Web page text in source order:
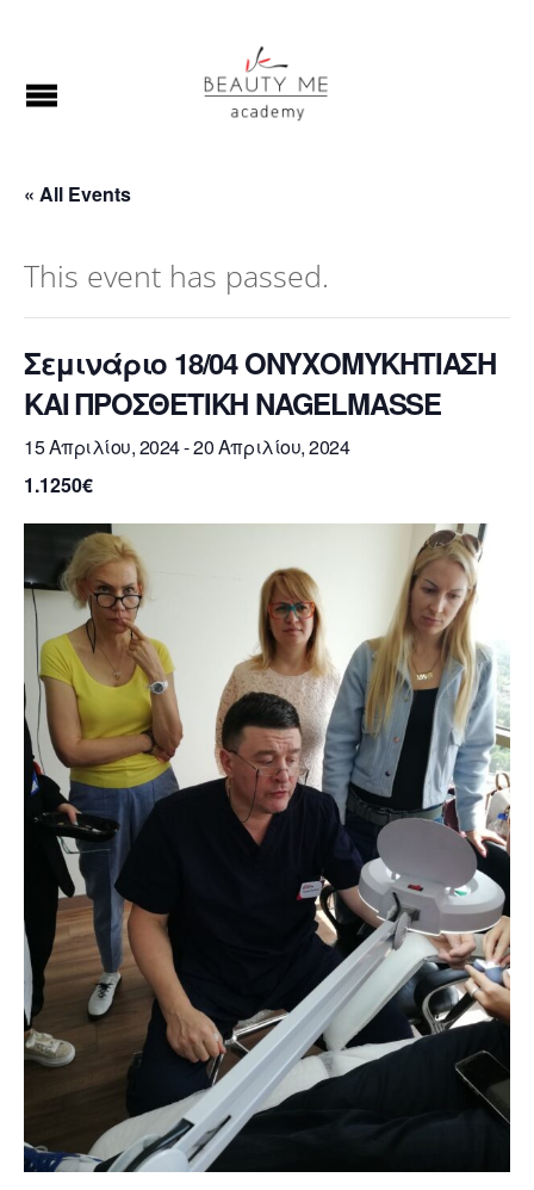
« All Events
This event has passed.
Σεμινάριο 18/04 ΟΝΥΧΟΜΥΚΗΤΙΑΣΗ
ΚΑΙ ΠΡΟΣΘΕΤΙΚΗ NAGELMASSE
15 Απριλίου, 2024-20 Απριλίου, 2024
1.1250€